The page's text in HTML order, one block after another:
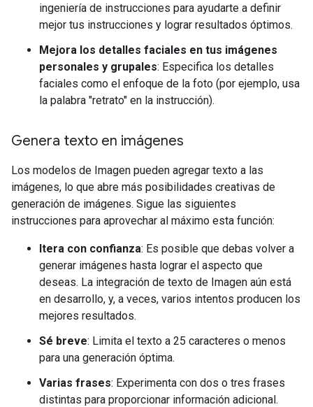
ingeniería de instrucciones para ayudarte a definir
mejor tus instrucciones y lograr resultados óptimos.
Mejora los detalles faciales en tus imágenes
personales y grupales: Especifica los detalles
faciales como el enfoque de la foto (por ejemplo, usa
la palabra "retrato" en la instrucción).
Genera texto en imágenes
Los modelos de Imagen pueden agregar texto a las
imágenes, lo que abre más posibilidades creativas de
generación de imágenes. Sigue las siguientes
instrucciones para aprovechar al máximo esta función:
Itera con confianza: Es posible que debas volver a
generar imágenes hasta lograr el aspecto que
deseas. La integración de texto de Imagen aún está
en desarrollo, y, a veces, varios intentos producen los
mejores resultados.
Sé breve: Limita el texto a 25 caracteres o menos
para una generación óptima.
Varias frases: Experimenta con dos o tres frases
distintas para proporcionar información adicional.